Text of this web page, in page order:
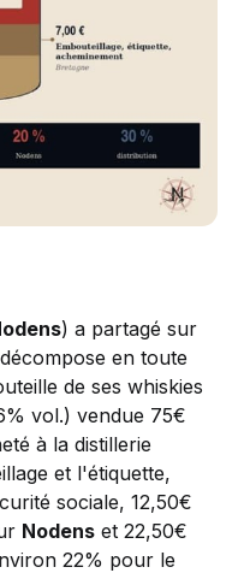
) a partagé sur
en toute
de ses whiskies
vol.) vendue 75€
à la distillerie
et l'étiquette,
sociale, 12,50€
Nodens et 22,50€
22% pour le